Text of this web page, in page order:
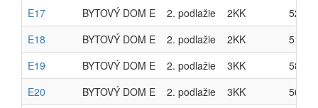
E17
BYTOVÝ DOM E 2. podlažie 2KK
52.06
E18
BYTOVÝ DOM E 2. podlažie 2KK
51.07
E19
BYTOVÝ DOM E 2. podlažie 3KK
58.39
E20
BYTOVÝ DOM E 2. podlažie 3KK
56.56